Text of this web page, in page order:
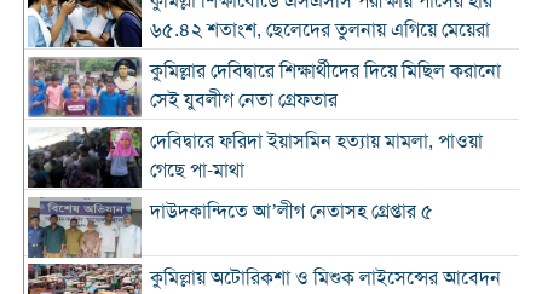
৬৫.৪২ শতাংশ, ছেলেদের তুলনায় এগিয়ে মেয়েরা
কুমিল্লার দেবিদ্বারে শিক্ষার্থীদের দিয়ে মিছিল করানো
সেই যুবলীগ নেতা গ্রেফতার
দেবিদ্বারে ফরিদা ইয়াসমিন হত্যায় মামলা, পাওয়া
গেছে পা-মাথা
দাউদকান্দিতে আ’লীগ নেতাসহ গ্রেপ্তার ৫
কুমিল্লায় অটোরিকশা ও মিশুক লাইসেন্সের আবেদন